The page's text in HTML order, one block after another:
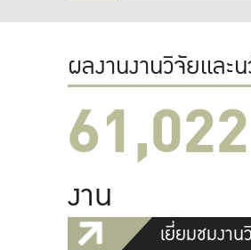
ผลงานงานวิจัยและ
61,022
งาน
เยี่ยมชมงา